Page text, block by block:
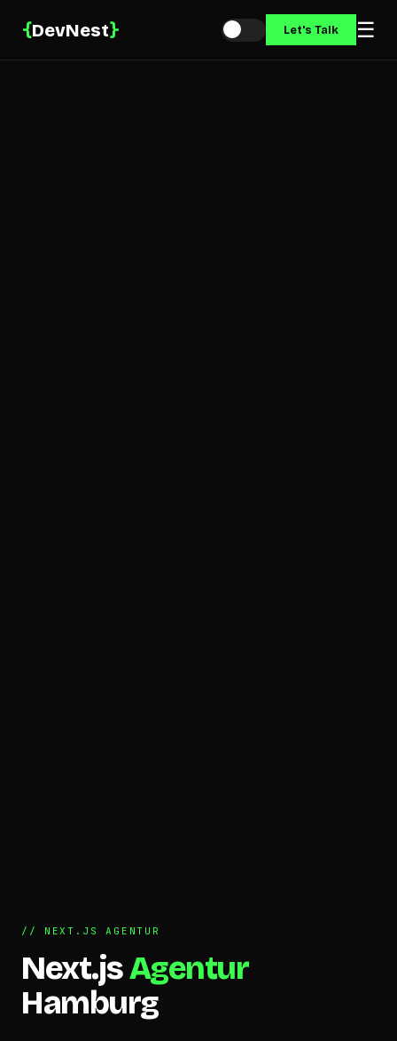
{DevNest} Let's Talk ☰
// NEXT.JS AGENTUR
Next.jsAgentur
Hamburg